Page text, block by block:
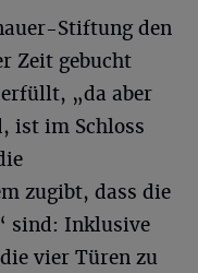
Stiftung den
Zeit gebucht
„da aber
ist im Schloss
zugibt, dass die
sind: Inklusive
vier Türen zu